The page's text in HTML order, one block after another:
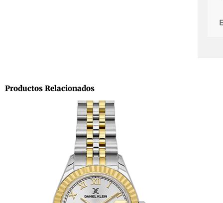
Productos Relacionados